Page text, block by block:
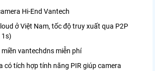
Hi-End Vantech
ở Việt Nam, tốc độ truy xuất qua P2P
vantechdns miễn phí
có tích hợp tính năng PIR giúp camera